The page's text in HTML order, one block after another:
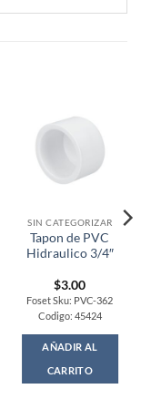
SIN CATEGORIZAR
Tapon de PVC
Hidraulico 3/4″
$3.00
Foset Sku: PVC-362
Codigo: 45424
AÑADIR AL
CARRITO